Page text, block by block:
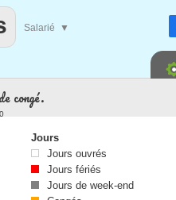
Salarié ▼
congé.
Jours
Jours ouvrés
Jours fériés
Jours de week-end